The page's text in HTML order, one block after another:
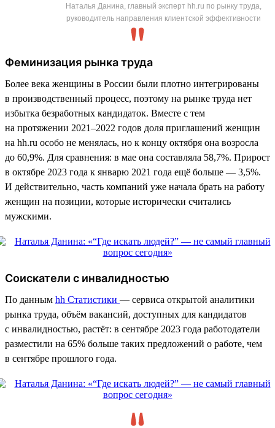
Наталья Данина, главный эксперт hh.ru по рынку труда,
руководитель направления клиентской эффективности
Феминизация рынка труда
Более века женщины в России были плотно интегрированы
в производственный процесс, поэтому на рынке труда нет
избытка безработных кандидаток. Вместе с тем
на протяжении 2021–2022 годов доля приглашений женщин
на hh.ru особо не менялась, но к концу октября она возросла
до 60,9%. Для сравнения: в мае она составляла 58,7%. Прирост
в октябре 2023 года к январю 2021 года ещё больше — 3,5%.
И действительно, часть компаний уже начала брать на работу
женщин на позиции, которые исторически считались
мужскими.
Соискатели с инвалидностью
По данным hh Статистики — сервиса открытой аналитики
рынка труда, объём вакансий, доступных для кандидатов
с инвалидностью, растёт: в сентябре 2023 года работодатели
разместили на 65% больше таких предложений о работе, чем
в сентябре прошлого года.